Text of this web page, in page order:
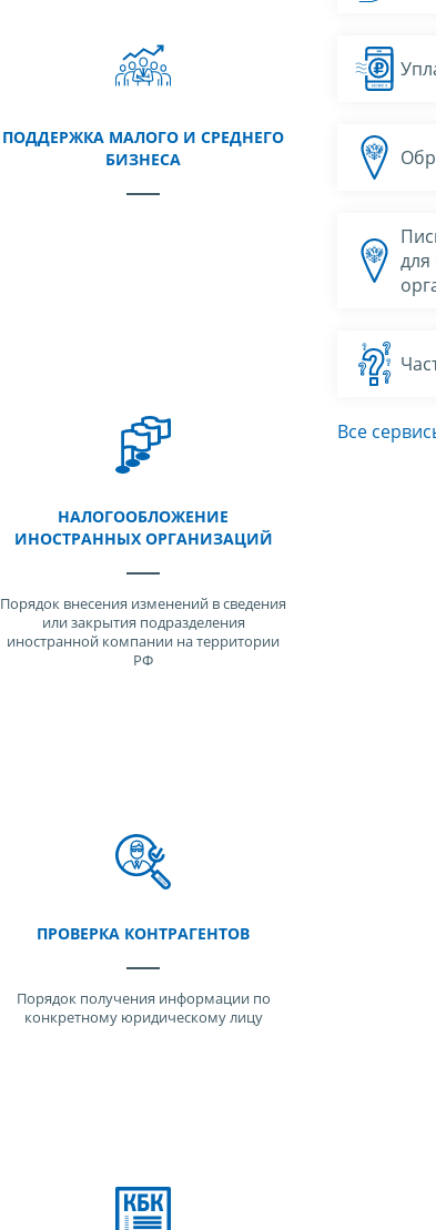
ПОДДЕРЖКА МАЛОГО И СРЕДНЕГО
БИЗНЕСА
НАЛОГООБЛОЖЕНИЕ
ИНОСТРАННЫХ ОРГАНИЗАЦИЙ
Порядок внесения изменений в сведения
или закрытия подразделения
иностранной компании на территории
РФ
ПРОВЕРКА КОНТРАГЕНТОВ
Порядок получения информации по
конкретному юридическому лицу
Все